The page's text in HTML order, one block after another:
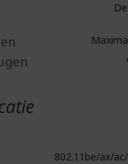
802.11be/ax/